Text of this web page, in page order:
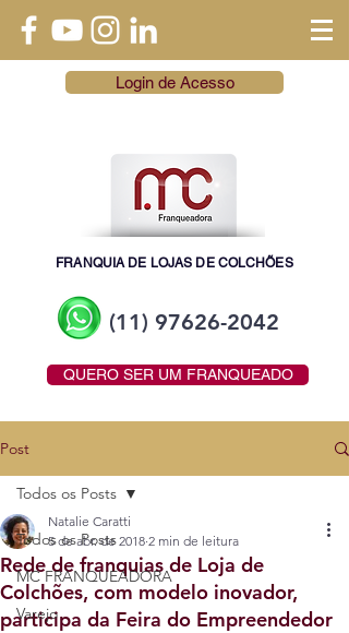
Login de Acesso
FRANQUIA DE LOJAS DE COLCHÕES
(11) 97626-2042
QUERO SER UM FRANQUEADO
Post
Todos os Posts
MC FRANQUEADORA
Varejo
Todos os Posts
Rede de franquias de Loja de
Colchões, com modelo inovador,
participa da Feira do Empreendedor
Natalie Caratti
5 de abr. de 2018 2 min de leitura